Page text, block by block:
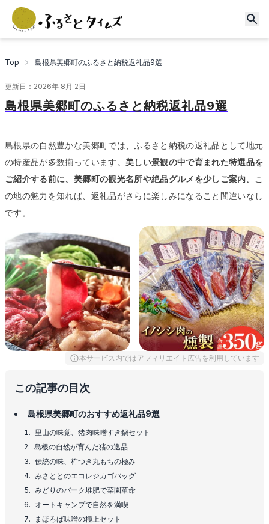
Top 島根県美郷町のふるさと納税返礼品9選
更新日： 2026年 8月 2日
島根県美郷町のふるさと納税返礼品9選
島根県の自然豊かな美郷町では、ふるさと納税の返礼品として地元
の特産品が多数揃っています。 美しい景観の中で育まれた特選品を
ご紹介する前に、美郷町の観光名所や絶品グルメを少しご案内。
こ
の地の魅力を知れば、返礼品がさらに楽しみになること間違いなし
です。
本サービス内ではアフィリエイト広告を利用しています
この記事の目次
島根県美郷町のおすすめ返礼品9選
里山の味覚、猪肉味噌すき鍋セット
島根の自然が育んだ猪の逸品
伝統の味、杵つき丸もちの極み
みさととのエコレジカゴバッグ
みどりのバーク堆肥で菜園革命
オートキャンプで自然を満喫
まほろば味噌の極上セット